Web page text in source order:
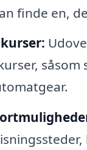
finde en,